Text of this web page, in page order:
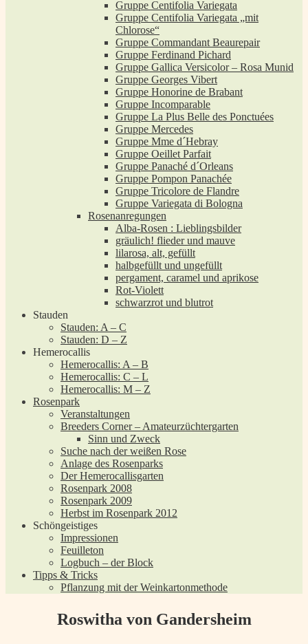
Gruppe Centifolia Variegata
Gruppe Centifolia Variegata „mit
Chlorose“
Gruppe Commandant Beaurepair
Gruppe Ferdinand Pichard
Gruppe Gallica Versicolor – Rosa Munid
Gruppe Georges Vibert
Gruppe Honorine de Brabant
Gruppe Incomparable
Gruppe La Plus Belle des Ponctuées
Gruppe Mercedes
Gruppe Mme d´Hebray
Gruppe Oeillet Parfait
Gruppe Panaché d´Orleans
Gruppe Pompon Panachée
Gruppe Tricolore de Flandre
Gruppe Variegata di Bologna
Rosenanregungen
Alba-Rosen : Lieblingsbilder
gräulich! flieder und mauve
lilarosa, alt, gefüllt
halbgefüllt und ungefüllt
pergament, caramel und aprikose
Rot-Violett
schwarzrot und blutrot
Stauden
Stauden: A – C
Stauden: D – Z
Hemerocallis
Hemerocallis: A – B
Hemerocallis: C – L
Hemerocallis: M – Z
Rosenpark
Veranstaltungen
Breeders Corner – Amateurzüchtergarten
Sinn und Zweck
Suche nach der weißen Rose
Anlage des Rosenparks
Der Hemerocallisgarten
Rosenpark 2008
Rosenpark 2009
Herbst im Rosenpark 2012
Schöngeistiges
Impressionen
Feuilleton
Logbuch – der Block
Tipps & Tricks
Pflanzung mit der Weinkartonmethode
Roswitha von Gandersheim